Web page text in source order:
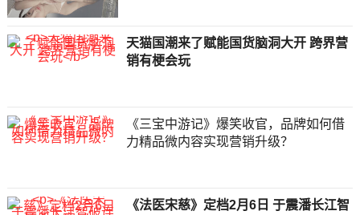
天猫国潮来了赋能国货脑洞大开 跨界营
销有梗会玩
《三宝中游记》爆笑收官，品牌如何借
力精品微内容实现营销升级？
《法医宋慈》定档2月6日 于震潘长江智